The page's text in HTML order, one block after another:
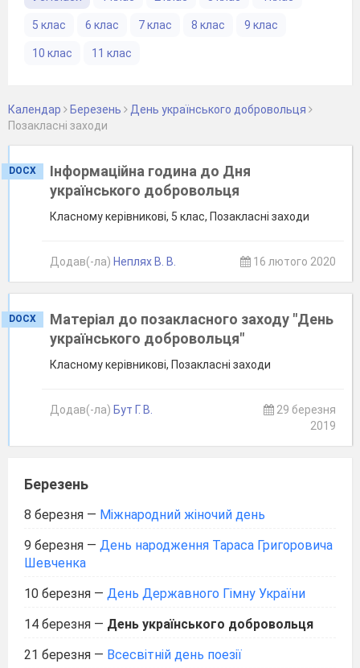
5 клас 6 клас 7 клас 8 клас 9 клас
10 клас 11 клас
Календар Березень
День українського добровольця
Позакласні заходи
DOCX
Інформаційна година до Дня
українського добровольця
Класному керівникові, 5 клас, Позакласні заходи
Додав(-ла) Неплях В. В. 16 лютого 2020
DOCX
Матеріал до позакласного заходу "День
українського добровольця"
Класному керівникові, Позакласні заходи
Додав(-ла) Бут Г. В.
29 березня
2019
Березень
8 березня — Міжнародний жіночий день
9 березня — День народження Тараса Григоровича
Шевченка
10 березня — День Державного Гімну України
14 березня — День українського добровольця
21 березня — Всесвітній день поезії